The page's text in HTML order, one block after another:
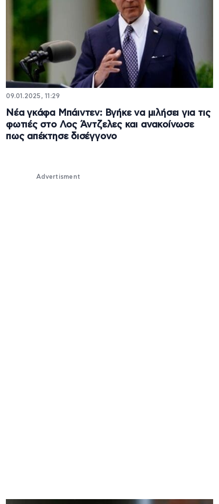
09.01.2025, 11:29
Νέα γκάφα Μπάιντεν: Βγήκε να μιλήσει για τις
φωτιές στο Λος Άντζελες και ανακοίνωσε
πως απέκτησε δισέγγονο
Advertisment